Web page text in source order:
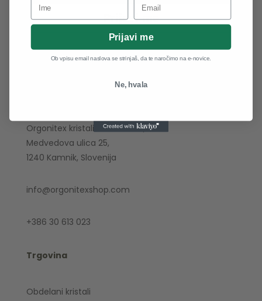
Prijavi me
Orgonitex kristali in ezoterika,
Medvedova ulica 25,
1240 Kamnik, Slovenija
info@orgonitexshop.com
+386 30 613 023
Trgovina
Obdelani kristali
Prijavi me
Ob vpisu email naslova se strinjaš, da te naročimo na e-novice.
Ne, hvala